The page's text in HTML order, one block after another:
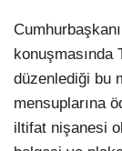
konuşmasında
düzenlediği bu
mensuplarına
iltifat nişanesi